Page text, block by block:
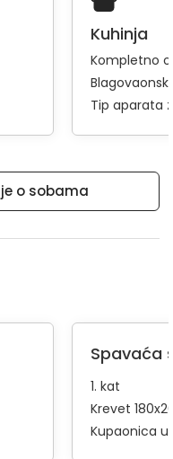
Kuhinja
Kompletno
Tip aparata
o sobama
Spavaća
1. kat
Krevet
Kupaonica u